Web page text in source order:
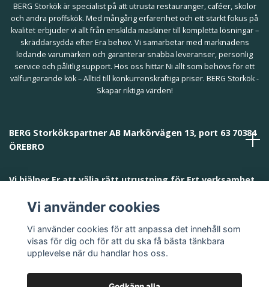
BERG Storkök är specialist på att utrusta restauranger, caféer, skolor
och andra proffskök. Med mångårig erfarenhet och ett starkt fokus på
kvalitet erbjuder vi allt från enskilda maskiner till kompletta lösningar –
skräddarsydda efter Era behov. Vi samarbetar med marknadens
ledande varumärken och garanterar snabba leveranser, personlig
service och pålitlig support. Hos oss hittar Ni allt som behövs för ett
välfungerande kök – Alltid till konkurrenskraftiga priser. BERG Storkök -
Skapar riktiga värden!
BERG Storkökspartner AB Markörvägen 13, port 63 70384
ÖREBRO
Vi hjälper Er att välja rätt utrustning för Ert verksamhet
Vi använder cookies
Vi använder cookies för att anpassa det innehåll som
visas för dig och för att du ska få bästa tänkbara
upplevelse när du handlar hos oss.